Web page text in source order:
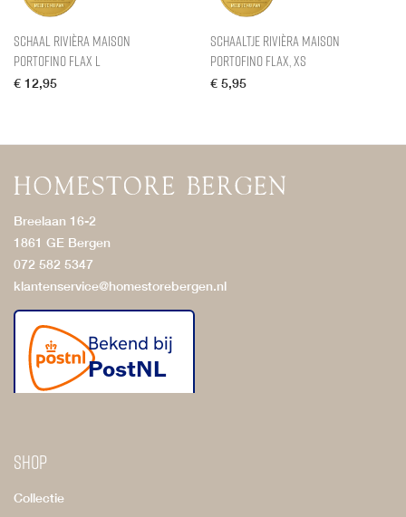
Schaal Rivièra Maison
Portofino Flax L
€ 12,95
Schaaltje Rivièra Maison
Portofino Flax, XS
€ 5,95
Breelaan 16-2
1861 GE Bergen
072 582 5347
klantenservice@homestorebergen.nl
Shop
Collectie